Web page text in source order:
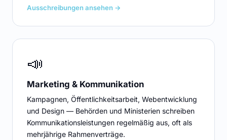
Ausschreibungen ansehen →
📣
Marketing & Kommunikation
Kampagnen, Öffentlichkeitsarbeit, Webentwicklung
und Design — Behörden und Ministerien schreiben
Kommunikationsleistungen regelmäßig aus, oft als
mehrjährige Rahmenverträge.